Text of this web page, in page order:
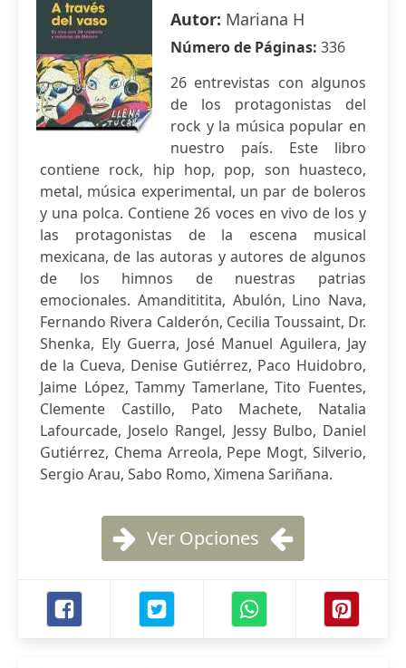
Autor: Mariana H
Número de Páginas: 336
26 entrevistas con algunos
de los protagonistas del
rock y la música popular en
nuestro país. Este libro
contiene rock, hip hop, pop, son huasteco,
metal, música experimental, un par de boleros
y una polca. Contiene 26 voces en vivo de los y
las protagonistas de la escena musical
mexicana, de las autoras y autores de algunos
de los himnos de nuestras patrias
emocionales. Amandititita, Abulón, Lino Nava,
Fernando Rivera Calderón, Cecilia Toussaint, Dr.
Shenka, Ely Guerra, José Manuel Aguilera, Jay
de la Cueva, Denise Gutiérrez, Paco Huidobro,
Jaime López, Tammy Tamerlane, Tito Fuentes,
Clemente Castillo, Pato Machete, Natalia
Lafourcade, Joselo Rangel, Jessy Bulbo, Daniel
Gutiérrez, Chema Arreola, Pepe Mogt, Silverio,
Sergio Arau, Sabo Romo, Ximena Sariñana.
Ver Opciones